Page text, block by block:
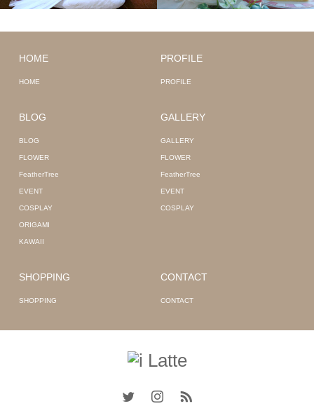
HOME
HOME
PROFILE
PROFILE
BLOG
BLOG
FLOWER
FeatherTree
EVENT
COSPLAY
ORIGAMI
KAWAII
GALLERY
GALLERY
FLOWER
FeatherTree
EVENT
COSPLAY
SHOPPING
SHOPPING
CONTACT
CONTACT